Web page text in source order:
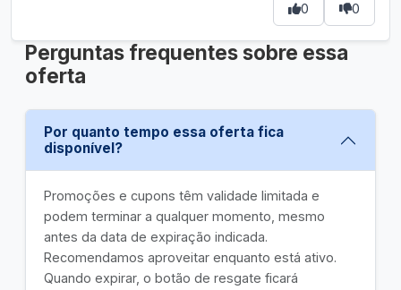
0 0
Perguntas frequentes sobre essa
oferta
Por quanto tempo essa oferta fica
disponível?
Promoções e cupons têm validade limitada e
podem terminar a qualquer momento, mesmo
antes da data de expiração indicada.
Recomendamos aproveitar enquanto está ativo.
Quando expirar, o botão de resgate ficará